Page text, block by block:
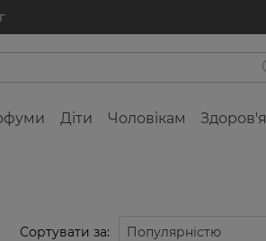
Діти Чоловікам Здоров'я
Сортувати за: Популярністю